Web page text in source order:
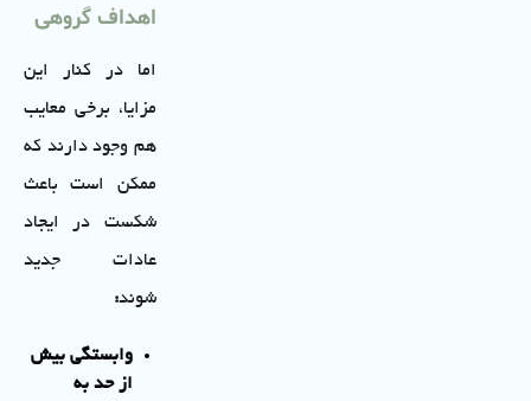
اهداف گروهی
اما در کنار این
مزایا، برخی معایب
هم وجود دارند که
ممکن است باعث
شکست در ایجاد
عادات جدید
شوند:
وابستگی بیش
از حد به